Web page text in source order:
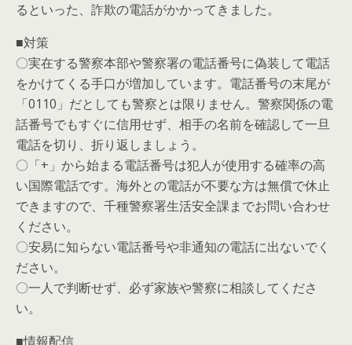
るといった、詐欺の電話がかかってきました。
■対策
〇実在する警察本部や警察署の電話番号に偽装して電話
をかけてくる手口が増加しています。電話番号の末尾が
「0110」だとしても警察とは限りません。警察関係の電
話番号でもすぐに信用せず、相手の名前を確認して一旦
電話を切り、折り返しましょう。
〇「+」から始まる電話番号は犯人が使用する確率の高
い国際電話です。海外との電話が不要な方は無償で休止
できますので、千種警察署生活安全課までお問い合わせ
ください。
〇安易に知らない電話番号や非通知の電話に出ないでく
ださい。
〇一人で判断せず、必ず家族や警察に相談してくださ
い。
■情報配信